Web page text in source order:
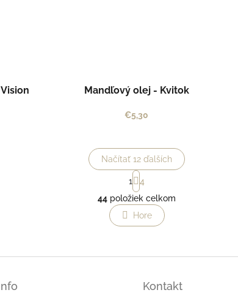
Mandľový olej - Kvitok
€5,30
O
v
l
á
Načítať 12 ďalších
S
t
r
á
n
k
a
1
4
44 položiek celkom
Hore
Kontakt